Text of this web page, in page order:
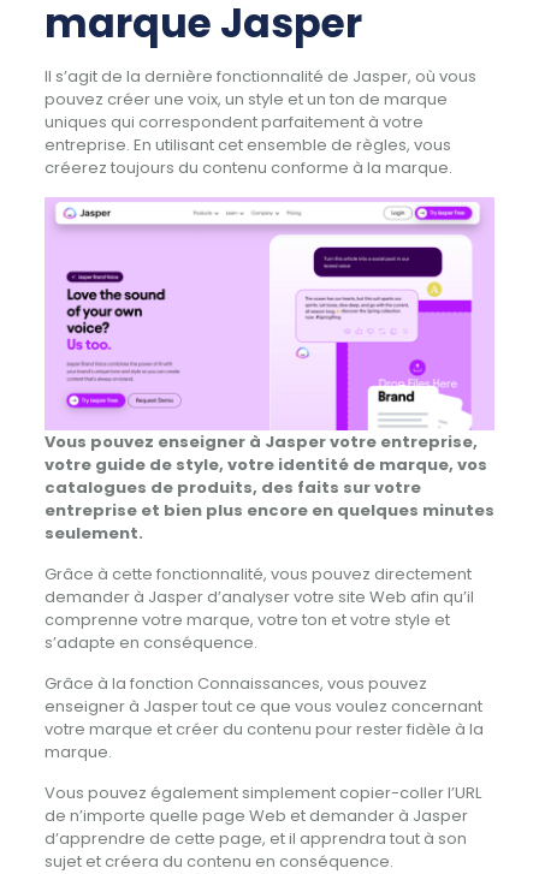
marque Jasper
Il s’agit de la dernière fonctionnalité de Jasper, où vous
pouvez créer une voix, un style et un ton de marque
uniques qui correspondent parfaitement à votre
entreprise. En utilisant cet ensemble de règles, vous
créerez toujours du contenu conforme à la marque.
Vous pouvez enseigner à Jasper votre entreprise,
votre guide de style, votre identité de marque, vos
catalogues de produits, des faits sur votre
entreprise et bien plus encore en quelques minutes
seulement.
Grâce à cette fonctionnalité, vous pouvez directement
demander à Jasper d’analyser votre site Web afin qu’il
comprenne votre marque, votre ton et votre style et
s’adapte en conséquence.
Grâce à la fonction Connaissances, vous pouvez
enseigner à Jasper tout ce que vous voulez concernant
votre marque et créer du contenu pour rester fidèle à la
marque.
Vous pouvez également simplement copier-coller l’URL
de n’importe quelle page Web et demander à Jasper
d’apprendre de cette page, et il apprendra tout à son
sujet et créera du contenu en conséquence.